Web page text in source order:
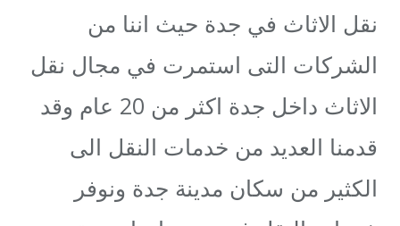
نقل الاثاث في جدة حيث اننا من
الشركات التى استمرت في مجال نقل
الاثاث داخل جدة اكثر من 20 عام وقد
قدمنا العديد من خدمات النقل الى
الكثير من سكان مدينة جدة ونوفر